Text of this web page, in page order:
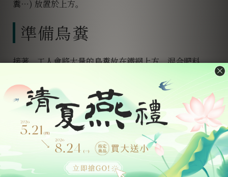
糞⋯) 放置於上方。
準備鳥糞
接著，工人會將大量的鳥糞放在鐵網上方，混合肥料、
蘇打粉、水分一起攪拌，讓內部的空氣保持悶熱、潮
濕，讓後續的發酵過程更快一些。
讓鳥糞發酵
鳥糞在內部發酵後，排出的污水會從下方的排水管排
出。工人們會讓鳥糞再經過一段曬乾的過程，並反覆翻